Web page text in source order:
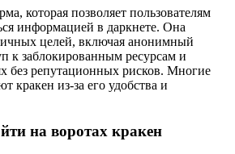
которая позволяет пользователям
информацией в даркнете. Она
целей, включая анонимный
к заблокированным ресурсам и
без репутационных рисков. Многие
кракен из-за его удобства и
на воротах кракен